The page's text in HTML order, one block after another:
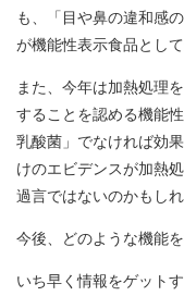
も、「目や鼻の違和感
が機能性表示食品とし
また、今年は加熱処理
することを認める機能
乳酸菌」でなければ効
けのエビデンスが加熱
過言ではないのかもしれ
今後、どのような機能
いち早く情報をゲット